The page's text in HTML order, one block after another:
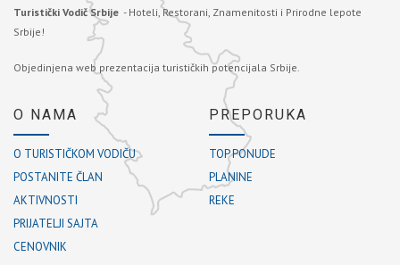
Turistički Vodič Srbije - Hoteli, Restorani, Znamenitosti i Prirodne lepote
Srbije!
Objedinjena web prezentacija turističkih potencijala Srbije.
O NAMA
O TURISTIČKOM VODIČU
POSTANITE ČLAN
AKTIVNOSTI
PRIJATELJI SAJTA
CENOVNIK
PREPORUKA
TOP PONUDE
PLANINE
REKE